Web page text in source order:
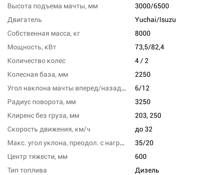
Высота подъема мачты, мм
3000/6500
Двигатель
Yuchai/Isuzu
Собственная масса, кг
8000
Мощность, кВт
73,5/82,4
Количество колес
4 / 2
Колесная база, мм
2250
Угол наклона мачты вперед/назад, град
6/12
Радиус поворота, мм
3250
Клиренс без груза, мм
203, 250
Скорость движения, км/ч
до 32
Макс. угол уклона, преодол. с нагрузкой, %
35/20
Центр тяжести, мм
600
Тип топлива
Дизель